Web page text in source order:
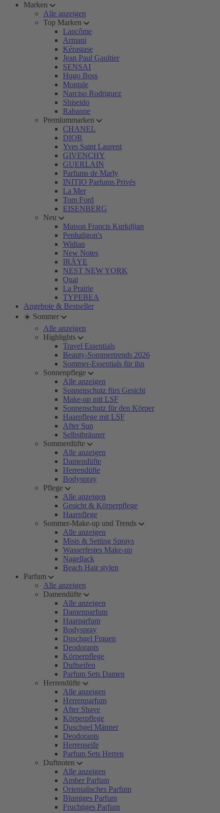
Marken
Alle anzeigen
Top Marken
Lancôme
Armani
Kérastase
Jean Paul Gaultier
SENSAI
Hugo Boss
Montale
Narciso Rodriguez
Shiseido
Rabanne
Premiummarken
CHANEL
DIOR
Yves Saint Laurent
GIVENCHY
GUERLAIN
Parfums de Marly
INITIO Parfums Privés
La Mer
Tom Ford
EISENBERG
Neu
Maison Francis Kurkdjian
Penhaligon's
Widian
New Notes
IRÄYE
NEST NEW YORK
Ouai
La Prairie
TYPEBEA
Angebote & Bestseller
☀️ Sommer
Alle anzeigen
Highlights
Travel Essentials
Beauty-Sommertrends 2026
Sommer-Essentials für ihn
Sonnenpflege
Alle anzeigen
Sonnenschutz fürs Gesicht
Make-up mit LSF
Sonnenschutz für den Körper
Haarpflege mit LSF
After Sun
Selbstbräuner
Sommerdüfte
Alle anzeigen
Damendüfte
Herrendüfte
Bodyspray
Pflege
Alle anzeigen
Gesicht & Körperpflege
Haarpflege
Sommer-Make-up und Trends
Alle anzeigen
Mists & Setting Sprays
Wasserfestes Make-up
Nagellack
Beach Hair stylen
Parfum
Alle anzeigen
Damendüfte
Alle anzeigen
Damenparfum
Haarparfum
Bodyspray
Duschgel Frauen
Deodorants
Körperpflege
Duftseifen
Parfum Sets Damen
Herrendüfte
Alle anzeigen
Herrenparfum
After Shave
Körperpflege
Duschgel Männer
Deodorants
Herrenseife
Parfum Sets Herren
Duftnoten
Alle anzeigen
Amber Parfum
Orientalisches Parfum
Blumiges Parfum
Fruchtiges Parfum